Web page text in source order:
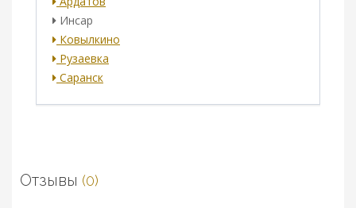
Инсар
Ковылкино
Рузаевка
Саранск
Отзывы (0)